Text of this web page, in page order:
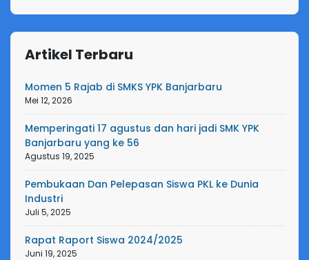
Artikel Terbaru
Momen 5 Rajab di SMKS YPK Banjarbaru
Mei 12, 2026
Memperingati 17 agustus dan hari jadi SMK YPK
Banjarbaru yang ke 56
Agustus 19, 2025
Pembukaan Dan Pelepasan Siswa PKL ke Dunia
Industri
Juli 5, 2025
Rapat Raport Siswa 2024/2025
Juni 19, 2025